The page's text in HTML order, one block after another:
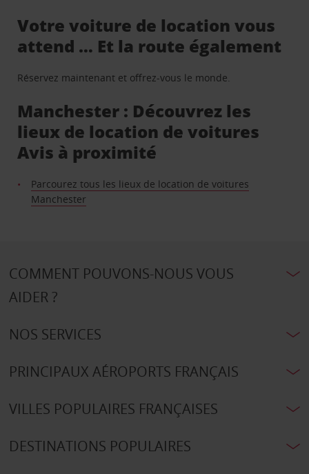
Votre voiture de location vous
attend … Et la route également
Réservez maintenant et offrez-vous le monde.
Manchester : Découvrez les
lieux de location de voitures
Avis à proximité
Parcourez tous les lieux de location de voitures
Manchester
COMMENT POUVONS-NOUS VOUS
AIDER ?
NOS SERVICES
PRINCIPAUX AÉROPORTS FRANÇAIS
VILLES POPULAIRES FRANÇAISES
DESTINATIONS POPULAIRES